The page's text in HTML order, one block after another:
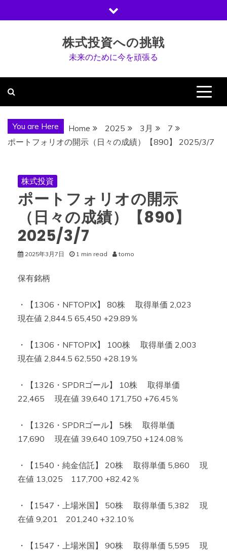
to
株式投資への挑戦
未来のために今を頑張る
You are Here Home 2025 3月
7
ポートフォリオの開示（日々の成績）【890】 2025/3/7
株式投資
ポートフォリオの開示
（日々の成績）【890】
2025/3/7
2025年3月7日 1 min read tomo
保有銘柄
・【1306・NFTOPIX】 80株 取得単価 2,023
現在値 2,844.5 65,450 +29.89％
・【1306・NFTOPIX】 100株 取得単価 2,003
現在値 2,844.5 62,550 +28.19％
・【1326・SPDRゴール】 10株 取得単価
22,465 現在値 39,640 171,750 +76.45％
・【1326・SPDRゴール】 5株 取得単価
17,690 現在値 39,640 109,750 +124.08％
・【1540・純金信託】 20株 取得単価 5,860 現
在値 13,025 117,700 +82.42％
・【1547・上場米国】 50株 取得単価 5,382 現
在値 9,201 201,240 +32.10％
・【1547・上場米国】 90株 取得単価 5,595 現